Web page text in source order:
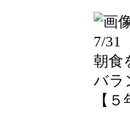
7/31
朝食
バラ
【